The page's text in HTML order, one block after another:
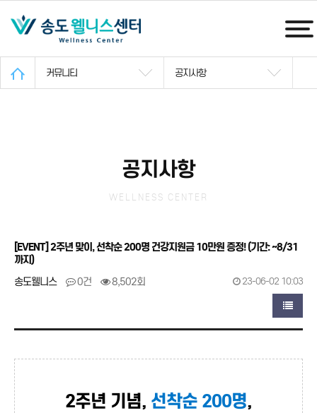
커뮤니티 공지사항
공지사항
WELLNESS CENTER
[EVENT] 2주년 맞이, 선착순 200명 건강지원금 10만원 증정! (기간: ~8/31
까지)
송도웰니스
0건 8,502회 23-06-02 10:03
2주년 기념, 선착순 200명,